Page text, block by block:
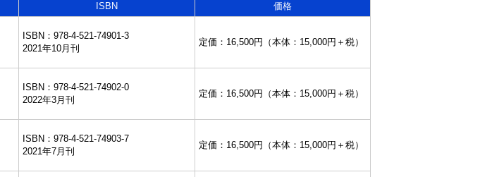
ISBN
価格
ISBN：978-4-521-74901-3
2021年10月刊
定価：16,500円（本体：15,000円＋税）
ISBN：978-4-521-74902-0
2022年3月刊
定価：16,500円（本体：15,000円＋税）
ISBN：978-4-521-74903-7
2021年7月刊
定価：16,500円（本体：15,000円＋税）